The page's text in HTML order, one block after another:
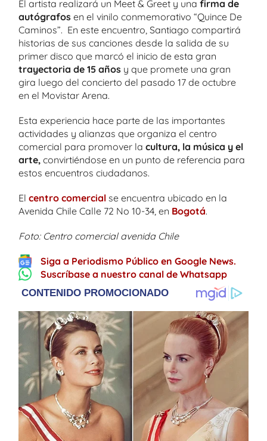
El artista realizará un Meet & Greet y una firma de
autógrafos en el vinilo conmemorativo “Quince De
Caminos”. En este encuentro, Santiago compartirá
historias de sus canciones desde la salida de su
primer disco que marcó el inicio de esta gran
trayectoria de 15 años y que promete una gran
gira luego del concierto del pasado 17 de octubre
en el Movistar Arena.
Esta experiencia hace parte de las importantes
actividades y alianzas que organiza el centro
comercial para promover la cultura, la música y el
arte, convirtiéndose en un punto de referencia para
estos encuentros ciudadanos.
El centro comercial se encuentra ubicado en la
Avenida Chile Calle 72 No 10-34, en Bogotá.
Foto: Centro comercial avenida Chile
Siga a Periodismo Público en Google News.
Suscríbase a nuestro canal de Whatsapp